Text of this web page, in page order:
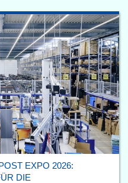
EXPO 2026:
DIE